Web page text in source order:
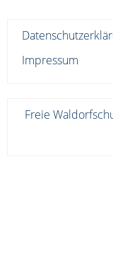
Impressum
Freie